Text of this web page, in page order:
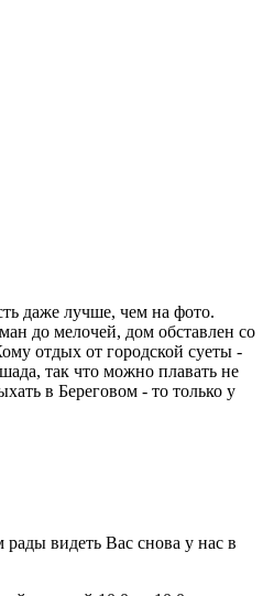
даже лучше, чем на фото.
до мелочей, дом обставлен со
отдых от городской суеты -
так что можно плавать не
в Береговом - то только у
видеть Вас снова у нас в